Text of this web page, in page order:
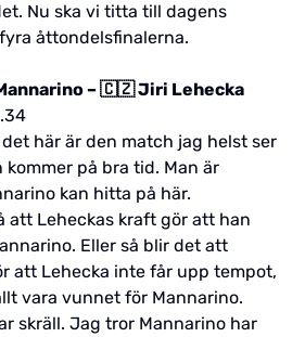
Nu ska vi titta till dagens
åttondelsfinalerna.
– 🇨🇿 Jiri Lehecka
här är den match jag helst ser
kommer på bra tid. Man är
kan hitta på här.
att Leheckas kraft gör att han
Eller så blir det att
att Lehecka inte får upp tempot,
vara vunnet för Mannarino.
skräll. Jag tror Mannarino har